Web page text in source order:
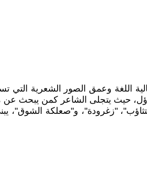
اللغة وعمق الصور الشعرية
حيث يتجلى الشاعر كمن يبحث
"زغرودة"، و"صعلكة الشوق"،